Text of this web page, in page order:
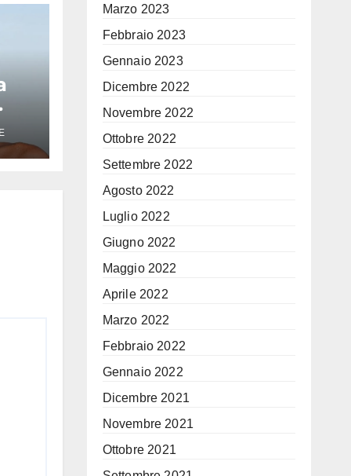
Marzo 2023
Febbraio 2023
Gennaio 2023
Dicembre 2022
Novembre 2022
Ottobre 2022
Settembre 2022
Agosto 2022
Luglio 2022
Giugno 2022
Maggio 2022
Aprile 2022
Marzo 2022
Febbraio 2022
Gennaio 2022
Dicembre 2021
Novembre 2021
Ottobre 2021